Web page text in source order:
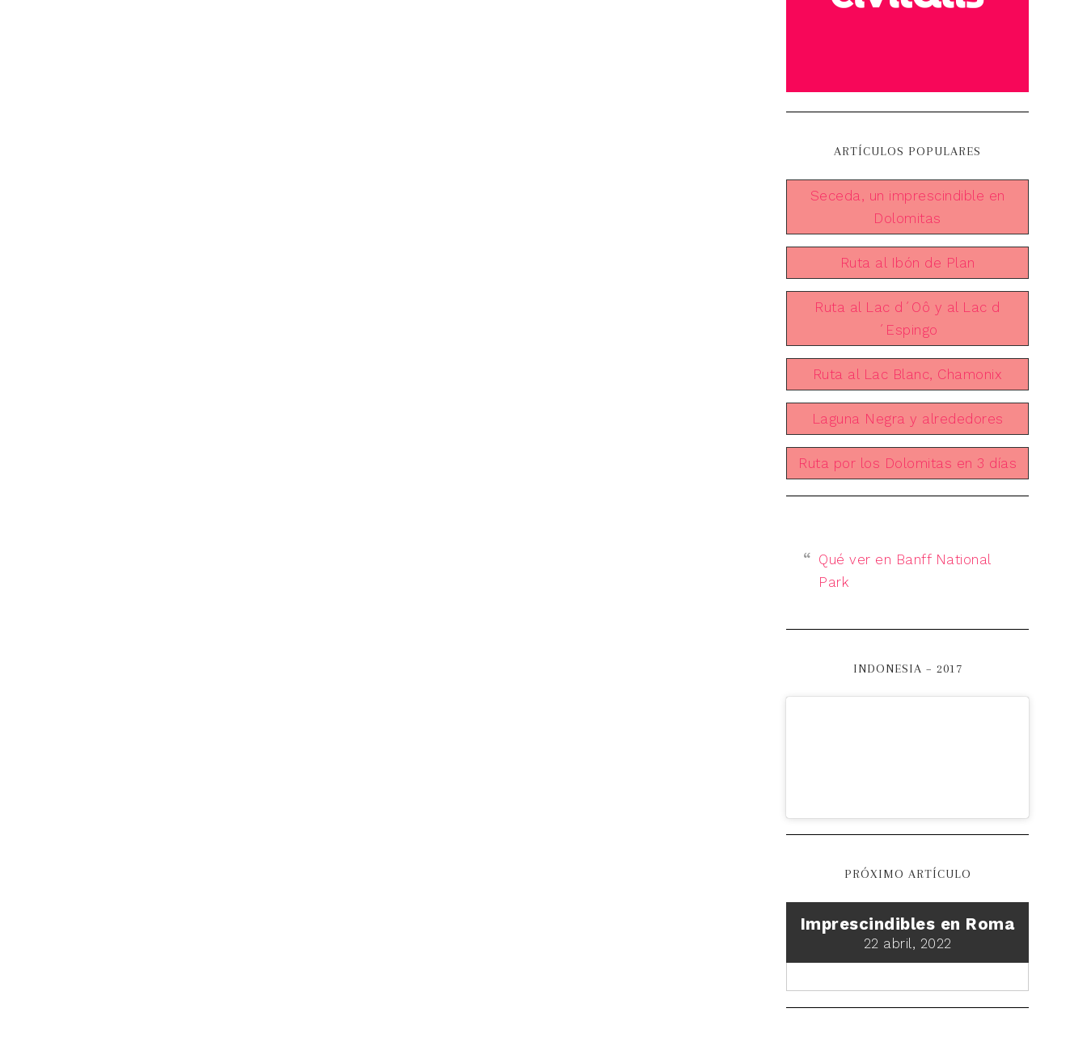
ARTÍCULOS POPULARES
Seceda, un imprescindible en
Dolomitas
Ruta al Ibón de Plan
Ruta al Lac d´Oô y al Lac d
´Espingo
Ruta al Lac Blanc, Chamonix
Laguna Negra y alrededores
Ruta por los Dolomitas en 3 días
Qué ver en Banff National
Park
INDONESIA – 2017
PRÓXIMO ARTÍCULO
Imprescindibles en Roma
22 abril, 2022